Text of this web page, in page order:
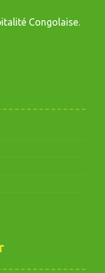
Congolaise.